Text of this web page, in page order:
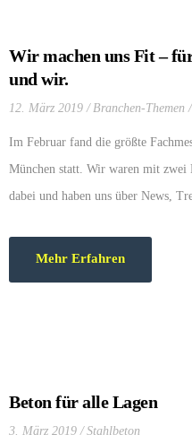
Wir machen uns Fit –
und wir.
12. März 2019 Branchen-Themen
Im Februar fand die größte
München statt. Wir waren mit zwei
dabei und haben uns über News,
Mehr Erfahren
Beton für alle Lagen
3. März 2019 Stahlbeton